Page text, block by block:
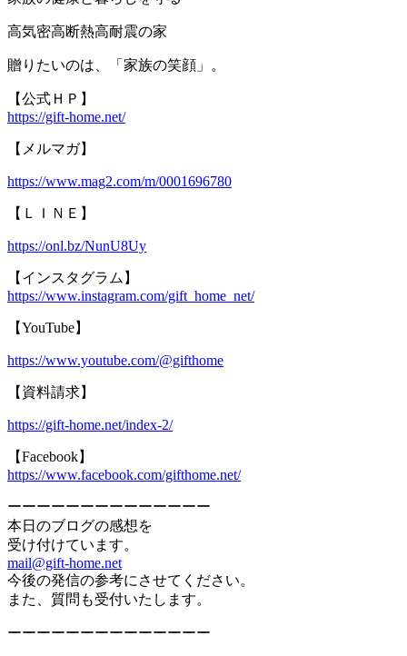
高気密高断熱高耐震の家
贈りたいのは、「家族の笑顔」。
【公式ＨＰ】
https://gift-home.net/
【メルマガ】
https://www.mag2.com/m/0001696780
【ＬＩＮＥ】
https://onl.bz/NunU8Uy
【インスタグラム】
https://www.instagram.com/gift_home_net/
【YouTube】
https://www.youtube.com/@gifthome
【資料請求】
https://gift-home.net/index-2/
【Facebook】
https://www.facebook.com/gifthome.net/
ーーーーーーーーーーーーーー
本日のブログの感想を
受け付けています。
mail@gift-home.net
今後の発信の参考にさせてください。
また、質問も受付いたします。
ーーーーーーーーーーーーーー